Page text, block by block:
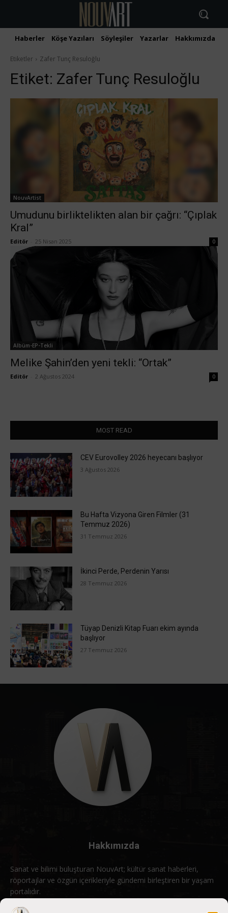
Haberler Köşe Yazıları Söyleşiler Yazarlar Hakkımızda
Etiketler Zafer Tunç Resuloğlu
Etiket: Zafer Tunç Resuloğlu
NouvArtist
Umudunu birliktelikten alan bir çağrı: “Çıplak
Kral”
Editör 25 Nisan 2025 0
Albüm-EP-Tekli
Melike Şahin’den yeni tekli: “Ortak”
Editör 2 Ağustos 2024 0
MOST READ
CEV Eurovolley 2026 heyecanı başlıyor
3 Ağustos 2026
Bu Hafta Vizyona Giren Filmler (31
Temmuz 2026)
31 Temmuz 2026
İkinci Perde, Perdenin Yarısı
28 Temmuz 2026
Tüyap Denizli Kitap Fuarı ekim ayında
başlıyor
27 Temmuz 2026
Hakkımızda
Sanat ve bilimi buluşturan NouvArt; kültür sanat haberleri,
röportajlar ve özgün içerikleriyle gündemi birleştiren bir yaşam
portalıdır.